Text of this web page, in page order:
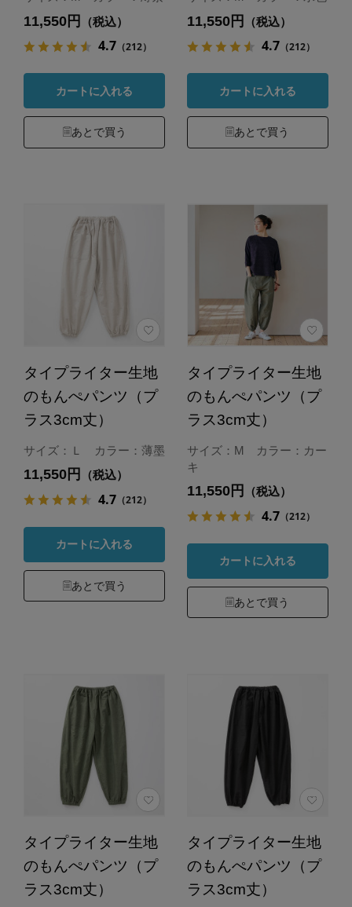
11,550円 （税込）
4.7（212）
カートに入れる
あとで買う
11,550円 （税込）
4.7（212）
カートに入れる
あとで買う
タイプライター生地
のもんぺパンツ（プ
ラス3cm丈）
サイズ：Ｌ カラー：薄墨
11,550円 （税込）
4.7（212）
カートに入れる
あとで買う
タイプライター生地
のもんぺパンツ（プ
ラス3cm丈）
サイズ：M カラー：カー
キ
11,550円 （税込）
4.7（212）
カートに入れる
あとで買う
タイプライター生地
のもんぺパンツ（プ
ラス3cm丈）
タイプライター生地
のもんぺパンツ（プ
ラス3cm丈）